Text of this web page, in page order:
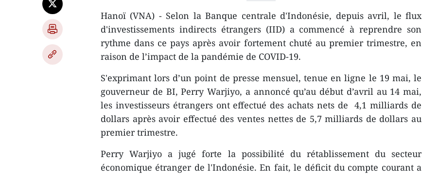
Hanoï (VNA) - Selon la Banque centrale d'Indonésie, depuis avril, le flux
d'investissements indirects étrangers (IID) a commencé à reprendre son
rythme dans ce pays après avoir fortement chuté au premier trimestre, en
raison de l’impact de la pandémie de COVID-19.
S'exprimant lors d’un point de presse mensuel, tenue en ligne le 19 mai, le
gouverneur de BI, Perry Warjiyo, a annoncé qu’au début d’avril au 14 mai,
les investisseurs étrangers ont effectué des achats nets de 4,1 milliards de
dollars après avoir effectué des ventes nettes de 5,7 milliards de dollars au
premier trimestre.
Perry Warjiyo a jugé forte la possibilité du rétablissement du secteur
économique étranger de l'Indonésie. En fait, le déficit du compte courant a